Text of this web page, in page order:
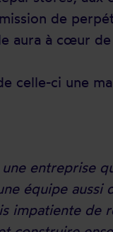
de
aura à cœur
celle-ci une
équipe
impatiente de